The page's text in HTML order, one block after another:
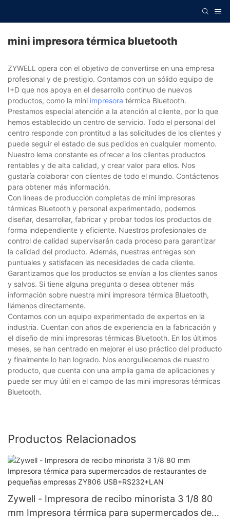
mini impresora térmica bluetooth
ZYWELL opera con el objetivo de convertirse en una empresa
profesional y de prestigio. Contamos con un sólido equipo de
I+D que nos apoya en el desarrollo continuo de nuevos
productos, como la mini impresora térmica Bluetooth.
Prestamos especial atención a la atención al cliente, por lo que
hemos establecido un centro de servicio. Todo el personal del
centro responde con prontitud a las solicitudes de los clientes y
puede seguir el estado de sus pedidos en cualquier momento.
Nuestro lema constante es ofrecer a los clientes productos
rentables y de alta calidad, y crear valor para ellos. Nos
gustaría colaborar con clientes de todo el mundo. Contáctenos
para obtener más información.
Con líneas de producción completas de mini impresoras
térmicas Bluetooth y personal experimentado, podemos
diseñar, desarrollar, fabricar y probar todos los productos de
forma independiente y eficiente. Nuestros profesionales de
control de calidad supervisarán cada proceso para garantizar
la calidad del producto. Además, nuestras entregas son
puntuales y satisfacen las necesidades de cada cliente.
Garantizamos que los productos se envían a los clientes sanos
y salvos. Si tiene alguna pregunta o desea obtener más
información sobre nuestra mini impresora térmica Bluetooth,
llámenos directamente.
Contamos con un equipo experimentado de expertos en la
industria. Cuentan con años de experiencia en la fabricación y
el diseño de mini impresoras térmicas Bluetooth. En los últimos
meses, se han centrado en mejorar el uso práctico del producto
y finalmente lo han logrado. Nos enorgullecemos de nuestro
producto, que cuenta con una amplia gama de aplicaciones y
puede ser muy útil en el campo de las mini impresoras térmicas
Bluetooth.
Productos Relacionados
Zywell - Impresora de recibo minorista 3 1/8 80
mm Impresora térmica para supermercados de